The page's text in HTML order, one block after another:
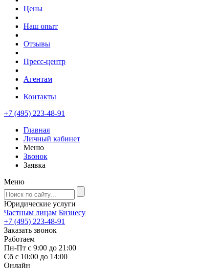
Цены
Наш опыт
Отзывы
Пресс-центр
Агентам
Контакты
+7 (495) 223-48-91
Главная
Личный кабинет
Меню
Звонок
Заявка
Меню
Юридические услуги
Частным лицам Бизнесу
+7 (495) 223-48-91
Заказать звонок
Работаем
Пн-Пт с 9:00 до 21:00
Сб с 10:00 до 14:00
Онлайн